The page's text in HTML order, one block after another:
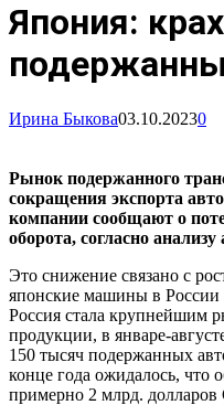
Япония:
Ирина Быкова03.10.20230
Рынок подержанного
сокращения экспорта
компании сообщают о
оборота, согласно анализу
Это снижение связано с
японские машины в России
Россия стала крупнейшим
продукции, в январе-
150 тысяч подержанных
конце года ожидалось, что
примерно 2 млрд.